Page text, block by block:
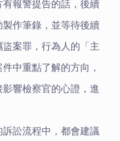
報警提告的話，後續
作筆錄，並等待後續
案罪，行為人的「主
中重點了解的方向，
響檢察官的心證，進
訟流程中，都會建議